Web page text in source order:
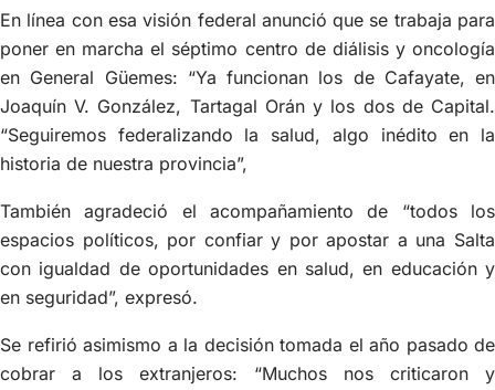
En línea con esa visión federal anunció que se trabaja para
poner en marcha el séptimo centro de diálisis y oncología
en General Güemes: “Ya funcionan los de Cafayate, en
Joaquín V. González, Tartagal Orán y los dos de Capital.
“Seguiremos federalizando la salud, algo inédito en la
historia de nuestra provincia”,
También agradeció el acompañamiento de “todos los
espacios políticos, por confiar y por apostar a una Salta
con igualdad de oportunidades en salud, en educación y
en seguridad”, expresó.
Se refirió asimismo a la decisión tomada el año pasado de
cobrar a los extranjeros: “Muchos nos criticaron y